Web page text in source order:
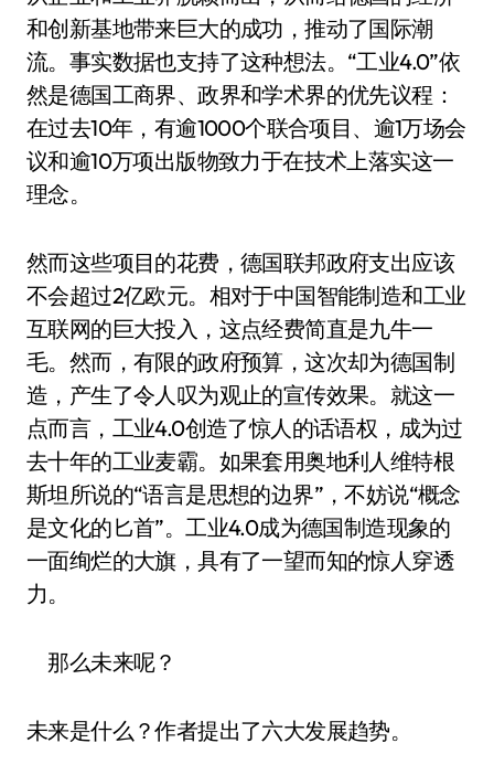
和创新基地带来巨大的成功，推动了国际潮
流。事实数据也支持了这种想法。“工业4.0”依
然是德国工商界、政界和学术界的优先议程：
在过去10年，有逾1000个联合项目、逾1万场会
议和逾10万项出版物致力于在技术上落实这一
理念。
然而这些项目的花费，德国联邦政府支出应该
不会超过2亿欧元。相对于中国智能制造和工业
互联网的巨大投入，这点经费简直是九牛一
毛。然而，有限的政府预算，这次却为德国制
造，产生了令人叹为观止的宣传效果。就这一
点而言，工业4.0创造了惊人的话语权，成为过
去十年的工业麦霸。如果套用奥地利人维特根
斯坦所说的“语言是思想的边界”，不妨说“概念
是文化的匕首”。工业4.0成为德国制造现象的
一面绚烂的大旗，具有了一望而知的惊人穿透
力。
那么未来呢？
未来是什么？作者提出了六大发展趋势。